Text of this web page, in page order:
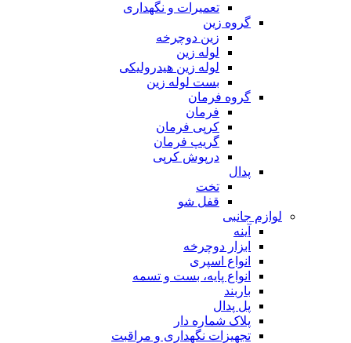
تعمیرات و نگهداری
گروه زین
زین دوچرخه
لوله زین
لوله زین هیدرولیکی
بست لوله زین
گروه فرمان
فرمان
کرپی فرمان
گریپ فرمان
درپوش کرپی
پدال
تخت
قفل شو
لوازم جانبی
آینه
ابزار دوچرخه
انواع اسپری
انواع پایه، بست و تسمه
باربند
پل پدال
پلاک شماره دار
تجهیزات نگهداری و مراقبت